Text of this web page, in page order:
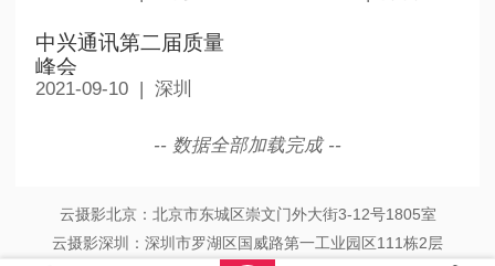
中兴通讯第二届质量
峰会
2021-09-10 | 深圳
-- 数据全部加载完成 --
云摄影北京：北京市东城区崇文门外大街3-12号1805室
云摄影深圳：深圳市罗湖区国威路第一工业园区111栋2层